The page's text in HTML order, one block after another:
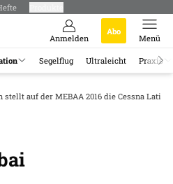
Anmelden
Abo
Menü
Segelflug Ultraleicht Praxis
stellt auf der MEBAA 2016 die Cessna